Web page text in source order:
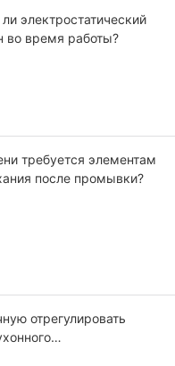
электростатический
во время работы?
требуется элементам
после промывки?
отрегулировать